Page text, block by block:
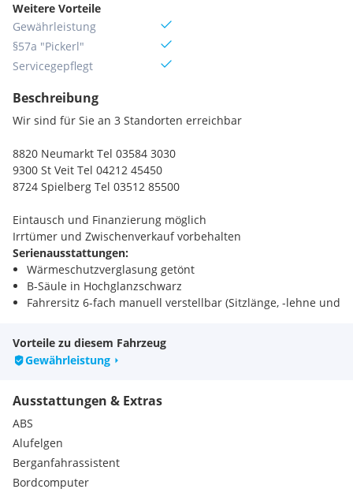
Weitere Vorteile
Gewährleistung
§57a "Pickerl"
Servicegepflegt
Beschreibung
Wir sind für Sie an 3 Standorten erreichbar
8820 Neumarkt Tel 03584 3030
9300 St Veit Tel 04212 45450
8724 Spielberg Tel 03512 85500
Eintausch und Finanzierung möglich
Irrtümer und Zwischenverkauf vorbehalten
Serienausstattungen:
Wärmeschutzverglasung getönt
B-Säule in Hochglanzschwarz
Fahrersitz 6-fach manuell verstellbar (Sitzlänge, -lehne und
Lenkradfernbedienung
Reifen-Reparatur-Set, mit Reifendichtmittel und 12 V-
Kompressor
Türaußengriffe, in Wagenfarbe
Adaptives Bremslicht
Elektronische Bremskraftverteilung (EBV)
Beifahrersitz 4-fach einstellbar
Kofferraumabdeckung
Dachspoiler
Vorteile zu diesem Fahrzeug
Gewährleistung
Ausstattungen & Extras
ABS
Alufelgen
Berganfahrassistent
Bordcomputer